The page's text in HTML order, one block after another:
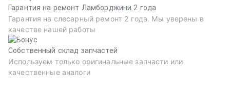
Гарантия на ремонт Ламборджини 2 года
Гарантия на слесарный ремонт 2 года. Мы уверены в
качестве нашей работы
Собственный склад запчастей
Используем только оригинальные запчасти или
качественные аналоги